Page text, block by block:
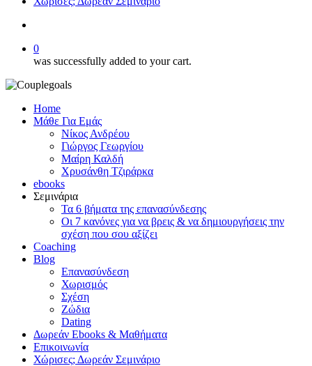
0
was successfully added to your cart.
Home
Μάθε Για Εμάς
Νίκος Ανδρέου
Γιώργος Γεωργίου
Μαίρη Καλδή
Χρυσάνθη Τζιράρκα
ebooks
Σεμινάρια
Τα 6 βήματα της επανασύνδεσης
Οι 7 κανόνες για να βρεις & να δημιουργήσεις την
σχέση που σου αξίζει
Coaching
Blog
Επανασύνδεση
Χωρισμός
Σχέση
Ζώδια
Dating
Δωρεάν Ebooks & Μαθήματα
Επικοινωνία
Χώρισες; Δωρεάν Σεμινάριο